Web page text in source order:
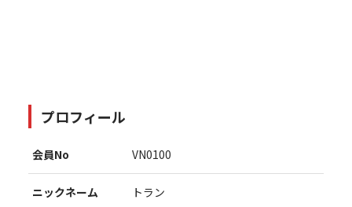
プロフィール
会員No VN0100
ニックネーム トラン